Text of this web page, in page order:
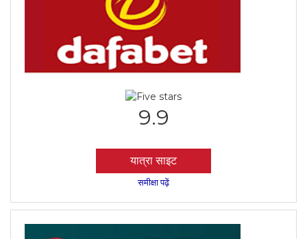
9.9
यात्रा साइट
समीक्षा पढ़ें